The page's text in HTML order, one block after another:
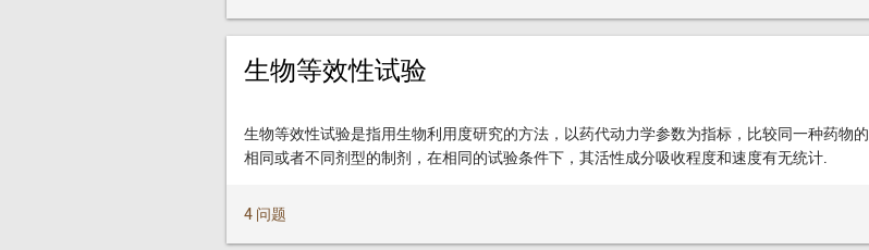
生物等效性试验
4 问题
生物等效性试验是指用生物利用度研究的方法，以药代动力学参数为指标，比较同一种药物的
相同或者不同剂型的制剂，在相同的试验条件下，其活性成分吸收程度和速度有无统计.